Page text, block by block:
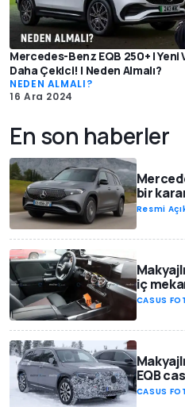
Mercedes-Benz EQB 250+ | Yeni
Daha Çekici! | Neden Almalı?
NEDEN ALMALI?
16 Ara 2024
En son haberler
bir
Resmi
iç
CASUS
EQB
CASUS